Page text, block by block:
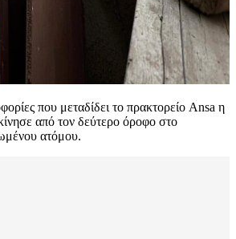
που μεταδίδει το πρακτορείο Ansa η
από τον δεύτερο όροφο στο
ατόμου.